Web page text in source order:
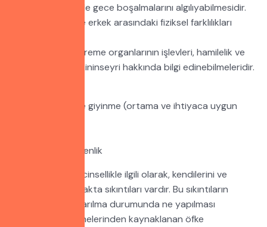
dönemi, erkeklerde gece boşalmalarını algılıyabilmesidir.
• Yetişkin kadın ve erkek arasındaki fiziksel farklılıkları
• Erkek ve kadın üreme organlarının işlevleri, hamilelik ve
doğum, cinsel ilişkininseyri hakkında bilgi edinebilmeleridir.
• Mevsimlere göre giyinme (ortama ve ihtiyaca uygun
• Ev içi ve dışı güvenlik
Otistik bireylerin cinsellikle ilgili olarak, kendilerini ve
başkalarını anlamakta sıkıntıları vardır. Bu sıkıntıların
özünde cinsel uyarılma durumunda ne yapılması
gerektiğini bilmemelerinden kaynaklanan öfke